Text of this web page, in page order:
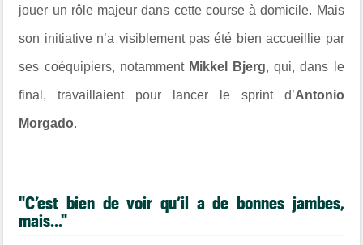
jouer un rôle majeur dans cette course à domicile. Mais
son initiative n’a visiblement pas été bien accueillie par
ses coéquipiers, notamment Mikkel Bjerg, qui, dans le
final, travaillaient pour lancer le sprint d’Antonio
Morgado.
"C’est bien de voir qu’il a de bonnes jambes,
mais..."